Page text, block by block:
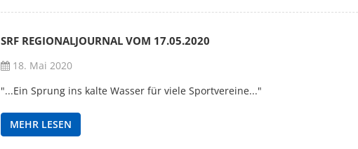
SRF REGIONALJOURNAL VOM 17.05.2020
18. Mai 2020
"...Ein Sprung ins kalte Wasser für viele Sportvereine..."
MEHR LESEN